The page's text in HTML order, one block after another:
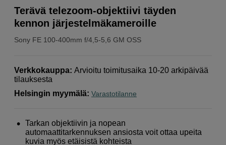
Sony FE 100-400mm f/4,5-5,6 GM OSS
Terävä telezoom-objektiivi täyden
kennon järjestelmäkameroille
Verkkokauppa: Arvioitu toimitusaika 10-20 arkipäivää
tilauksesta
Helsingin myymälä: Varastotilanne
Tarkan objektiivin ja nopean
automaattitarkennuksen ansiosta voit ottaa upeita
kuvia myös etäisistä kohteista